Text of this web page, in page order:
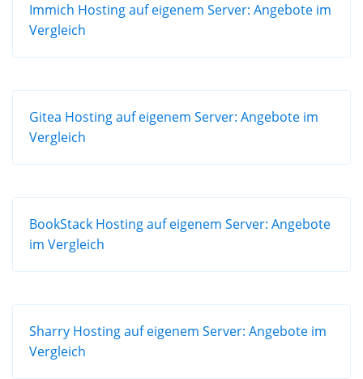
Immich Hosting auf eigenem Server: Angebote im
Vergleich
Gitea Hosting auf eigenem Server: Angebote im
Vergleich
BookStack Hosting auf eigenem Server: Angebote
im Vergleich
Sharry Hosting auf eigenem Server: Angebote im
Vergleich